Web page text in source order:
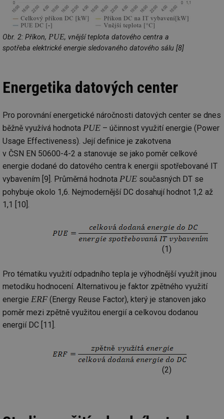
Obr. 2: Příkon, PUE, vnější teplota datového centra a
spotřeba elektrické energie sledovaného datového sálu [8]
Energetika datových center
Pro porovnání energetické náročnosti datových center se dnes
běžně využívá hodnota PUE – účinnost využití energie (Power
Usage Effectiveness). Její definice je zakotvena
v ČSN EN 50600-4-2 a stanovuje se jako poměr celkové
energie dodané do datového centra k energii spotřebované IT
vybavením [9]. Průměrná hodnota PUE současných DT se
pohybuje okolo 1,6. Nejmodernější DC dosahují hodnot 1,2 až
1,1 [10].
(1)
Pro tématiku využití odpadního tepla je výhodnější využít jinou
metodiku hodnocení. Alternativou je faktor zpětného využití
energie ERF (Energy Reuse Factor), který je stanoven jako
poměr mezi zpětně využitou energií a celkovou dodanou
energií DC [11].
(2)